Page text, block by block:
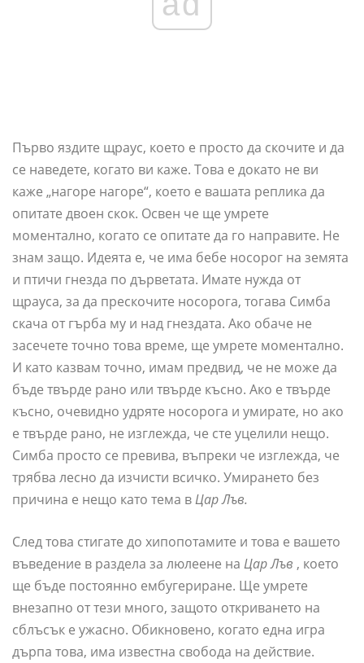
Първо яздите щраус, което е просто да скочите и да
се наведете, когато ви каже. Това е докато не ви
каже „нагоре нагоре“, което е вашата реплика да
опитате двоен скок. Освен че ще умрете
моментално, когато се опитате да го направите. Не
знам защо. Идеята е, че има бебе носорог на земята
и птичи гнезда по дърветата. Имате нужда от
щрауса, за да прескочите носорога, тогава Симба
скача от гърба му и над гнездата. Ако обаче не
засечете точно това време, ще умрете моментално.
И като казвам точно, имам предвид, че не може да
бъде твърде рано или твърде късно. Ако е твърде
късно, очевидно удряте носорога и умирате, но ако
е твърде рано, не изглежда, че сте уцелили нещо.
Симба просто се превива, въпреки че изглежда, че
трябва лесно да изчисти всичко. Умирането без
причина е нещо като тема вЦар Лъв.
След това стигате до хипопотамите и това е вашето
въведение в раздела за люлеене на Цар Лъв , което
ще бъде постоянно ембугериране. Ще умрете
внезапно от тези много, защото откриването на
сблъсък е ужасно. Обикновено, когато една игра
дърпа това, има известна свобода на действие.